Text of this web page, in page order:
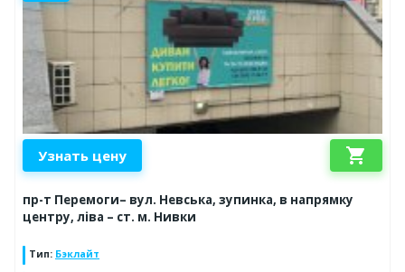
Узнать цену shopping_cart
пр-т Перемоги– вул. Невська, зупинка, в напрямку
центру, ліва – ст. м. Нивки
Тип: Бэклайт